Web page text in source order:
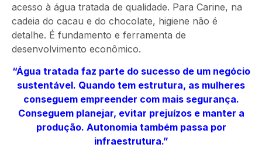
acesso à água tratada de qualidade. Para Carine, na
cadeia do cacau e do chocolate, higiene não é
detalhe. É fundamento e ferramenta de
desenvolvimento econômico.
“Água tratada faz parte do sucesso de um negócio
sustentável. Quando tem estrutura, as mulheres
conseguem empreender com mais segurança.
Conseguem planejar, evitar prejuízos e manter a
produção. Autonomia também passa por
infraestrutura.”